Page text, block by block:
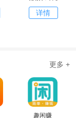
详情
更多 +
趣闲赚